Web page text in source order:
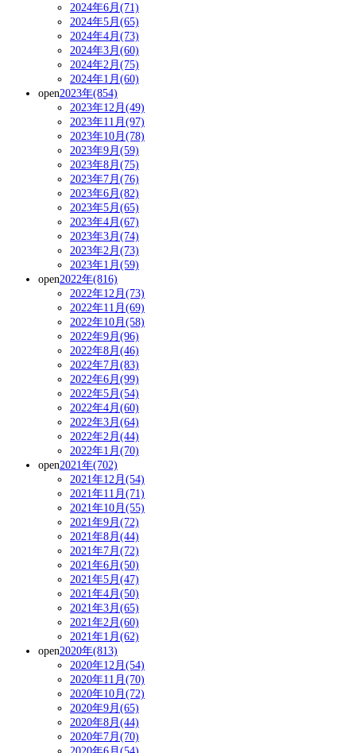
2024年6月(71)
2024年5月(65)
2024年4月(73)
2024年3月(60)
2024年2月(75)
2024年1月(60)
open2023年(854)
2023年12月(49)
2023年11月(97)
2023年10月(78)
2023年9月(59)
2023年8月(75)
2023年7月(76)
2023年6月(82)
2023年5月(65)
2023年4月(67)
2023年3月(74)
2023年2月(73)
2023年1月(59)
open2022年(816)
2022年12月(73)
2022年11月(69)
2022年10月(58)
2022年9月(96)
2022年8月(46)
2022年7月(83)
2022年6月(99)
2022年5月(54)
2022年4月(60)
2022年3月(64)
2022年2月(44)
2022年1月(70)
open2021年(702)
2021年12月(54)
2021年11月(71)
2021年10月(55)
2021年9月(72)
2021年8月(44)
2021年7月(72)
2021年6月(50)
2021年5月(47)
2021年4月(50)
2021年3月(65)
2021年2月(60)
2021年1月(62)
open2020年(813)
2020年12月(54)
2020年11月(70)
2020年10月(72)
2020年9月(65)
2020年8月(44)
2020年7月(70)